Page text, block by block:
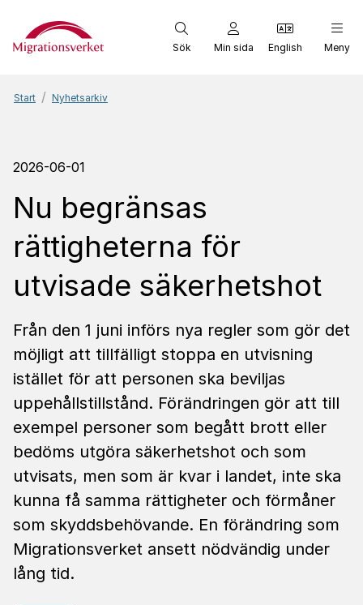
Start
Sök Min sida English Meny
Start Nyhetsarkiv
2026-06-01
Nu begränsas
rättigheterna för
utvisade säkerhetshot
Från den 1 juni införs nya regler som gör det
möjligt att tillfälligt stoppa en utvisning
istället för att personen ska beviljas
uppehållstillstånd. Förändringen gör att till
exempel personer som begått brott eller
bedöms utgöra säkerhetshot och som
utvisats, men som är kvar i landet, inte ska
kunna få samma rättigheter och förmåner
som skyddsbehövande. En förändring som
Migrationsverket ansett nödvändig under
lång tid.